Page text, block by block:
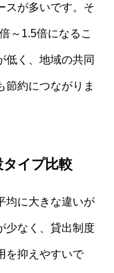
スが多いです。そ
～1.5倍になるこ
低く、地域の共同
節約につながりま
イプ比較
均に大きな違いが
少なく、貸出制度
を抑えやすいで